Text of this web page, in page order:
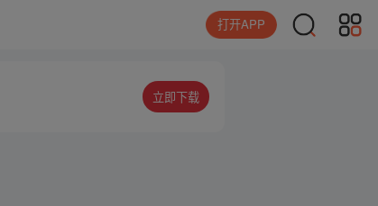
打开APP
立即下载